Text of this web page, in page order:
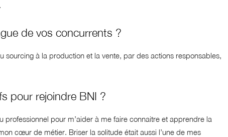
de vos concurrents ?
sourcing à la production et la vente, par des actions responsables,
pour rejoindre BNI ?
professionnel pour m’aider à me faire connaitre et apprendre la
cœur de métier. Briser la solitude était aussi l’une de mes